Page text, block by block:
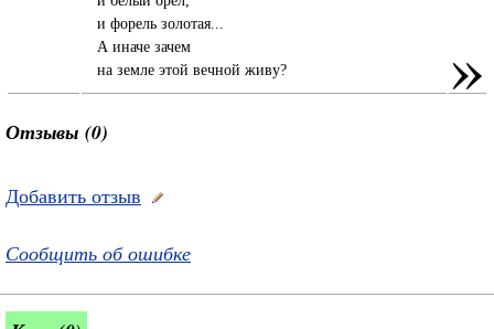
и форель золотая...
А иначе зачем
на земле этой вечной живу?
»
Отзывы (0)
Добавить отзыв
Сообщить об ошибке